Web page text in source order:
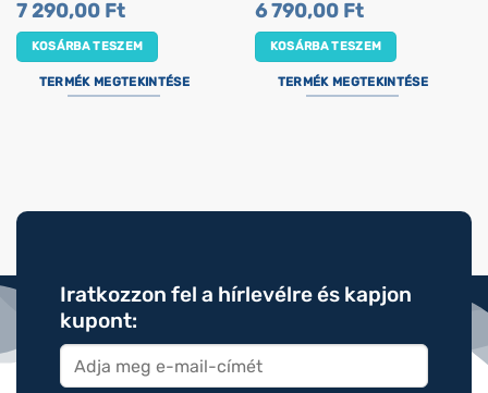
7 290,00 Ft
KOSÁRBA TESZEM
TERMÉK MEGTEKINTÉSE
6 790,00 Ft
KOSÁRBA TESZEM
TERMÉK MEGTEKINTÉSE
Iratkozzon fel a hírlevélre és kapjon
kupont: